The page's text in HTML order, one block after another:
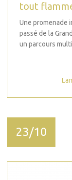
tout
Une promenade
passé de la
un parcours
23/10